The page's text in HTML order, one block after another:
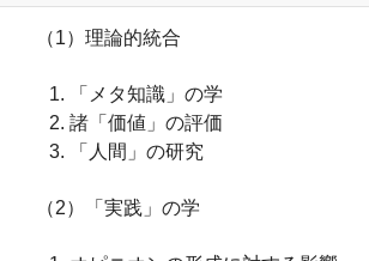
（1）理論的統合
「メタ知識」の学
諸「価値」の評価
「人間」の研究
（2）「実践」の学